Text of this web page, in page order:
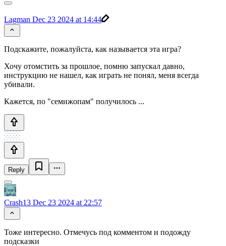
Lagman Dec 23 2024 at 14:44
Подскажите, пожалуйста, как называется эта игра?
Хочу отомстить за прошлое, помню запускал давно,
инструкцию не нашел, как играть не понял, меня всегда
убивали.
Кажется, по "семижопам" получилось ...
Reply
Crash13 Dec 23 2024 at 22:57
Тоже интересно. Отмечусь под комментом и подожду
подсказки